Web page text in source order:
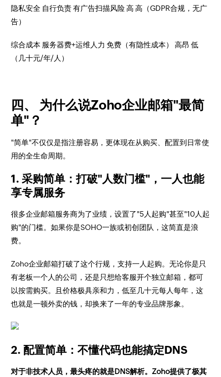
隐私安全 自行负责 有广告扫描风险 高 高（GDPR合规，无广
告）
综合成本 服务器费+运维人力 免费（有隐性成本） 高昂 低
（几十元/年/人）
四、 为什么说Zoho企业邮箱"最简
单"？
"简单"不仅仅是指注册容易，更体现在从购买、配置到日常使
用的全生命周期。
1. 采购简单：打破"人数门槛"，一人也能
享专属服务
很多企业邮箱服务商为了业绩，设置了"5人起购"甚至"10人起
购"的门槛。如果你是SOHO一族或初创团队，这简直是浪
费。
Zoho企业邮箱打破了这个行规，支持一人起购。无论你是只
有老板一个人的公司，还是只想给客服开个独立邮箱，都可
以按需购买。且价格极具亲和力，低至几十元每人每年，这
也就是一顿外卖的钱，却换来了一年的专业品牌形象。
2. 配置简单：不懂代码也能搞定DNS
对于非技术人员，最头疼的就是DNS解析。Zoho提供了极其